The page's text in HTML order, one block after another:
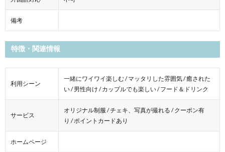
備考
特徴・関連情報
利用シーン
一緒にワイワイ楽しむ / マッタリした雰囲気 / 癒された
い / 男性向け / カップルでも楽しい / フード＆ドリンク
サービス
オリジナル制服 / チェキ、写真が撮れる / クーポン有
り / ポイントカードあり
ホームページ